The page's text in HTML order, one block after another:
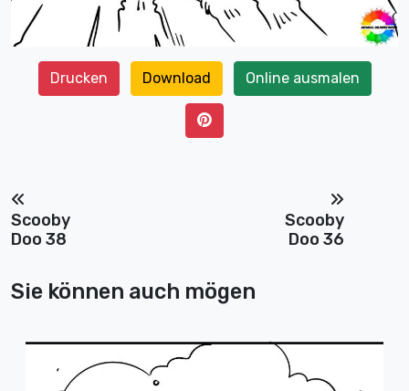
Drucken Download Online ausmalen
Scooby
Doo 38
Scooby
Doo 36
Sie können auch mögen